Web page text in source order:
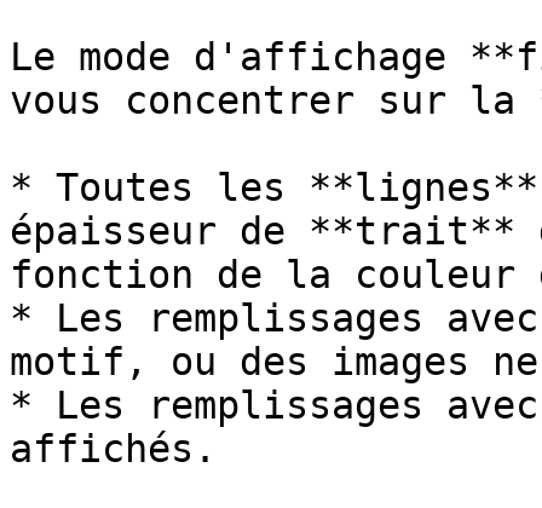
Le mode d'affichage
vous concentrer sur
* Toutes les
épaisseur de **trait**
fonction de la couleur
* Les remplissages
motif, ou des images
* Les remplissages
affichés.